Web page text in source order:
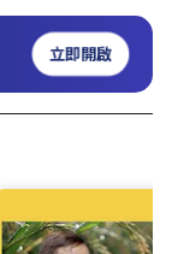
立即開啟